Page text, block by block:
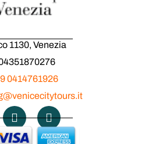
1130, Venezia
0414761926